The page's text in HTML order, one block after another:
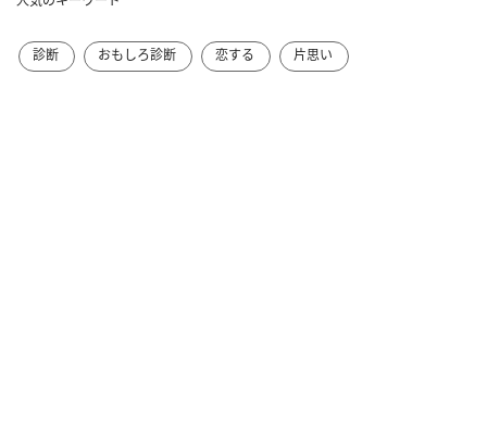
診断 おもしろ診断 恋する 片思い